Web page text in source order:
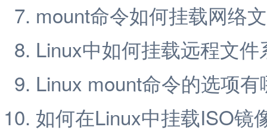
mount命令如何挂载网络
Linux中如何挂载远程文件
Linux mount命令的选项有
如何在Linux中挂载ISO镜